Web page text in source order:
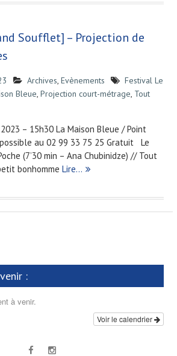
Soufflet] – Projection de
Archives, Evènements
Festival Le
Bleue, Projection court-métrage, Tout
– 15h30 La Maison Bleue / Point
au 02 99 33 75 25 Gratuit Le
(7’30 min – Ana Chubinidze) // Tout
bonhomme Lire…
:
à venir.
Voir le calendrier